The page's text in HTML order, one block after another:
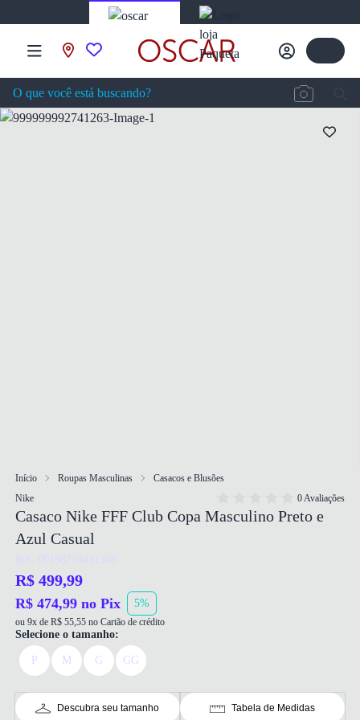
Início Roupas Masculinas
Casacos e Blusões
Nike
0 Avaliações
Casaco Nike FFF Club Copa Masculino Preto e
Azul Casual
Ref: 00198730441368
R$ 499,99
R$ 474,99 no Pix 5%
ou 9x de R$ 55,55 no Cartão de crédito
Selecione o tamanho:
P M G GG
Descubra seu tamanho Tabela de Medidas